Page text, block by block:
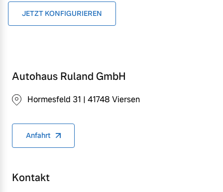
JETZT KONFIGURIEREN
Autohaus Ruland GmbH
Hormesfeld 31 | 41748 Viersen
Anfahrt
Kontakt